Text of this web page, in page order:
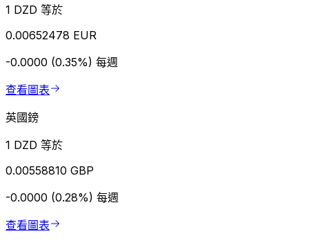
1 DZD 等於
0.00652478 EUR
-0.0000 (0.35%) 每週
查看圖表
英國鎊
1 DZD 等於
0.00558810 GBP
-0.0000 (0.28%) 每週
查看圖表